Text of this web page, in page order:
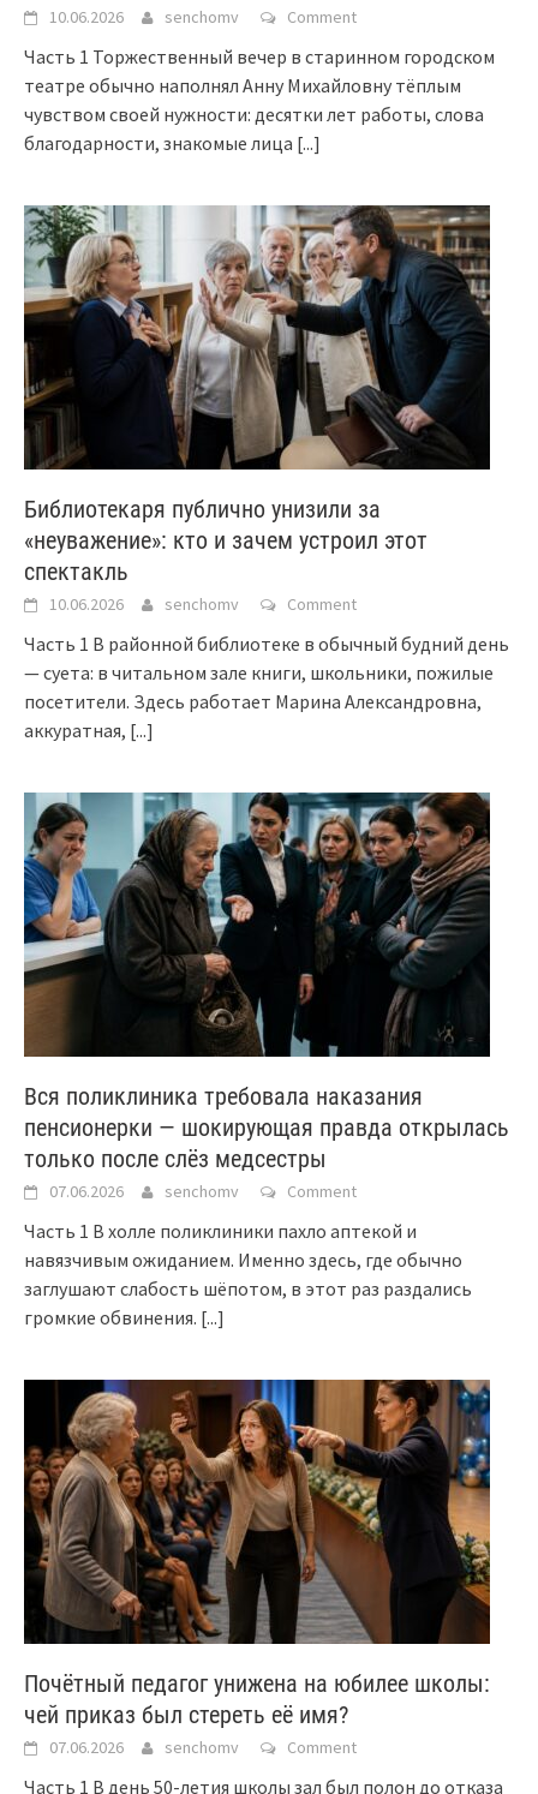
10.06.2026 senchomv Comment
Часть 1 Торжественный вечер в старинном городском
театре обычно наполнял Анну Михайловну тёплым
чувством своей нужности: десятки лет работы, слова
благодарности, знакомые лица [...]
Библиотекаря публично унизили за
«неуважение»: кто и зачем устроил этот
спектакль
10.06.2026 senchomv Comment
Часть 1 В районной библиотеке в обычный будний день
— суета: в читальном зале книги, школьники, пожилые
посетители. Здесь работает Марина Александровна,
аккуратная, [...]
Вся поликлиника требовала наказания
пенсионерки — шокирующая правда открылась
только после слёз медсестры
07.06.2026 senchomv Comment
Часть 1 В холле поликлиники пахло аптекой и
навязчивым ожиданием. Именно здесь, где обычно
заглушают слабость шёпотом, в этот раз раздались
громкие обвинения. [...]
Почётный педагог унижена на юбилее школы:
чей приказ был стереть её имя?
07.06.2026 senchomv Comment
Часть 1 В день 50-летия школы зал был полон до отказа